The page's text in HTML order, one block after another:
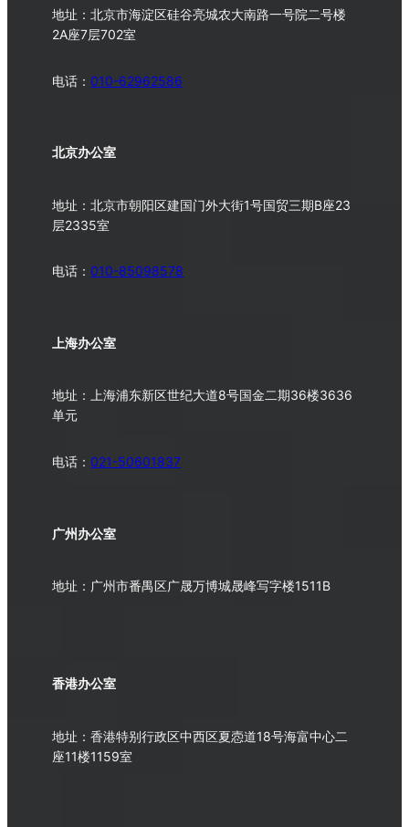
地址：北京市海淀区硅谷亮城农大南路一号院二号楼
2A座7层702室
电话：010-62962586
北京办公室
地址：北京市朝阳区建国门外大街1号国贸三期B座23
层2335室
电话：010-85098578
上海办公室
地址：上海浦东新区世纪大道8号国金二期36楼3636
单元
电话：021-50601837
广州办公室
地址：广州市番禺区广晟万博城晟峰写字楼1511B
香港办公室
地址：香港特别行政区中西区夏悫道18号海富中心二
座11楼1159室